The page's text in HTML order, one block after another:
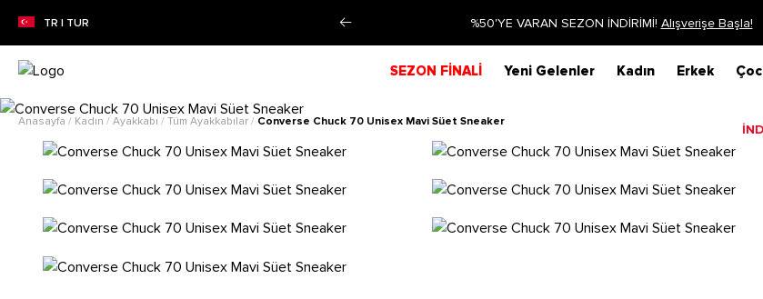
TR | TUR
SEZON İNDİRİMİ! Siparişin 1-3 iş günü içerisinde kargoya verilecektir.
SEZON FİNALİ Yeni Gelenler Kadın Erkek
Anasayfa / Kadın / Ayakkabı / Tüm Ayakkabılar / Converse Chuck 70 Unisex Mavi Süet Sneaker